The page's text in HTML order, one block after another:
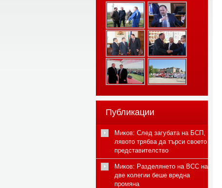
Публикации
Миков: След загубата на БСП,
лявото трябва да търси своето
представителство
Миков: Разделянето на ВСС на
две колегии беше вредна
промяна